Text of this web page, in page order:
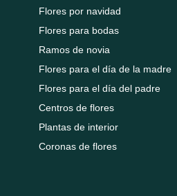
Flores por navidad
Flores para bodas
Ramos de novia
Flores para el día de la madre
Flores para el día del padre
Centros de flores
Plantas de interior
Coronas de flores